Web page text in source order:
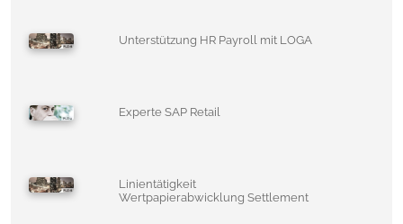
Unterstützung HR Payroll mit LOGA
Experte SAP Retail
Linientätigkeit
Wertpapierabwicklung Settlement